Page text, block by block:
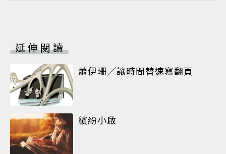
延伸閱讀
蕭伊珊／讓時間替速寫翻頁
繽紛小啟